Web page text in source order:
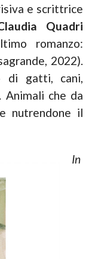
e scrittrice
Quadri
romanzo:
2022).
di gatti, cani,
Animali che da
nutrendone il
In